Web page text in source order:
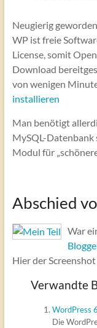
Neugierig
WP ist freie
License, somit
Download
von wenigen
installieren
Man benötigt
MySQL-Datenbank
Modul für
Abschied
War
Hier der
Verwandte
WordPress
Die